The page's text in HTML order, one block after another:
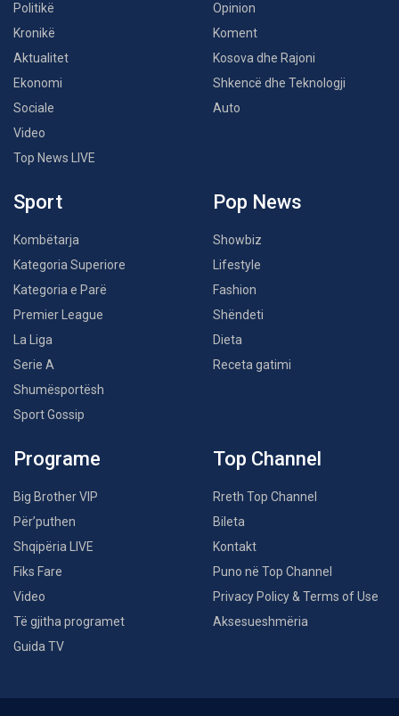
Politikë
Kronikë
Aktualitet
Ekonomi
Sociale
Video
Top News LIVE
Opinion
Koment
Kosova dhe Rajoni
Shkencë dhe Teknologji
Auto
Sport
Kombëtarja
Kategoria Superiore
Kategoria e Parë
Premier League
La Liga
Serie A
Shumësportësh
Sport Gossip
Pop News
Showbiz
Lifestyle
Fashion
Shëndeti
Dieta
Receta gatimi
Programe
Big Brother VIP
Për’puthen
Shqipëria LIVE
Fiks Fare
Video
Të gjitha programet
Guida TV
Top Channel
Rreth Top Channel
Bileta
Kontakt
Puno në Top Channel
Privacy Policy & Terms of Use
Aksesueshmëria